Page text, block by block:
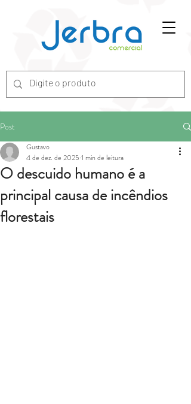
Post
O descuido humano é a
principal causa de incêndios
florestais
Gustavo
4 de dez. de 2025 1 min de leitura